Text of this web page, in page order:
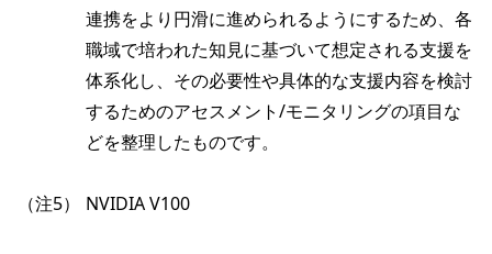
連携をより円滑に進められるようにするため、各
職域で培われた知見に基づいて想定される支援を
体系化し、その必要性や具体的な支援内容を検討
するためのアセスメント/モニタリングの項目な
どを整理したものです。
（注5） NVIDIA V100